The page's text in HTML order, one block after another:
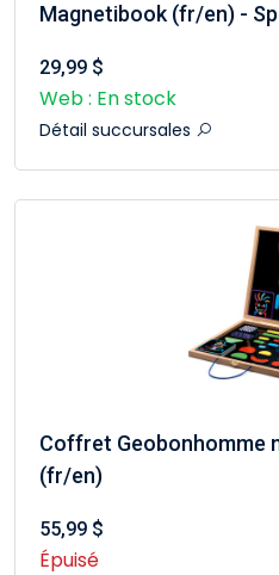
Magnetibook (fr/en) -
29,99 $
Web : En stock
Détail succursales
Coffret Geobonhomme
(fr/en)
55,99 $
Épuisé